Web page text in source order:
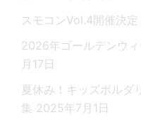
スモコンVol.4開催決定
2026年ゴールデンウ
月17日
夏休み！キッズボルダ
集 2025年7月1日